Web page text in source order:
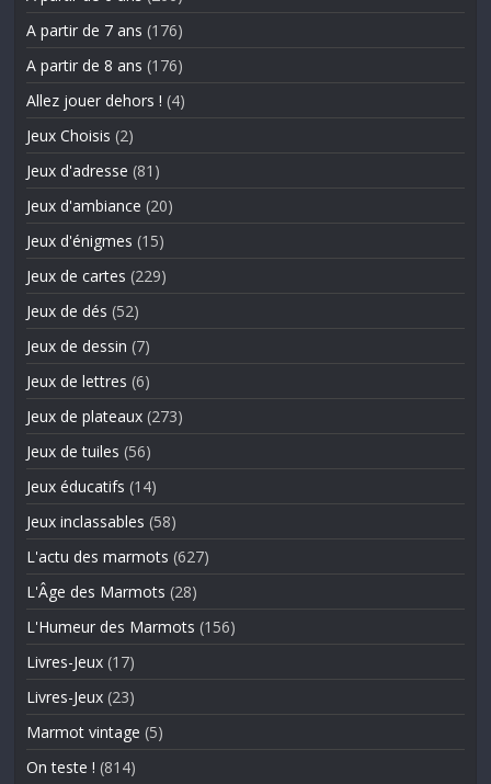
A partir de 7 ans (176)
A partir de 8 ans (176)
Allez jouer dehors ! (4)
Jeux Choisis (2)
Jeux d'adresse (81)
Jeux d'ambiance (20)
Jeux d'énigmes (15)
Jeux de cartes (229)
Jeux de dés (52)
Jeux de dessin (7)
Jeux de lettres (6)
Jeux de plateaux (273)
Jeux de tuiles (56)
Jeux éducatifs (14)
Jeux inclassables (58)
L'actu des marmots (627)
L'Âge des Marmots (28)
L'Humeur des Marmots (156)
Livres-Jeux (17)
Livres-Jeux (23)
Marmot vintage (5)
On teste ! (814)